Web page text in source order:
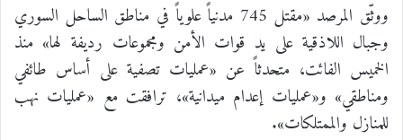
ووثّق المرصد «مقتل 745 مدنياً علوياً في مناطق الساحل السوري
وجبال اللاذقية على يد قوات الأمن ومجموعات رديفة لها» منذ
الخميس الفائت، متحدثاً عن «عمليات تصفية على أساس طائفي
ومناطقي» و«عمليات إعدام ميدانية»، ترافقت مع «عمليات نهب
للمنازل والممتلكات».